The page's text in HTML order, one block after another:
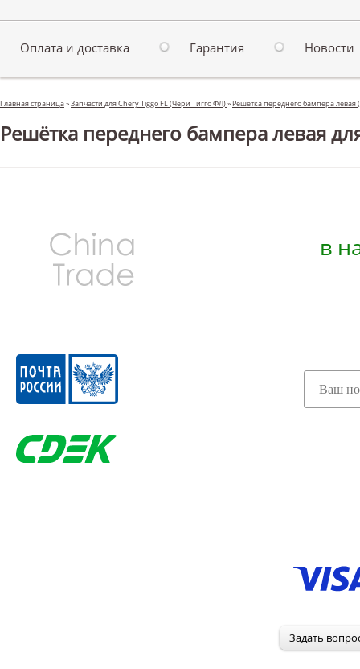
Оплата и доставка Гарантия Новости
Главная страница»Запчасти для Chery Tiggo FL (Чери Тигго ФЛ)» Решётка переднего бампера левая
Решётка переднего бампера левая
в